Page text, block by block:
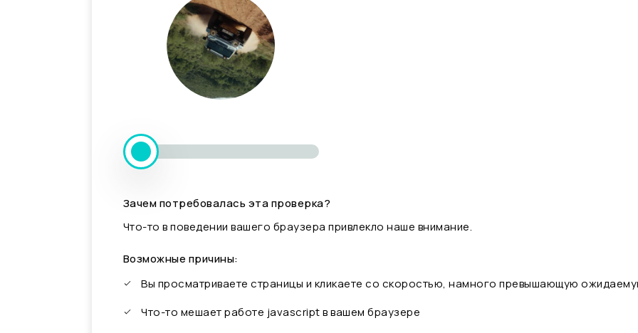
Зачем потребовалась эта проверка?
Что-то в поведении вашего браузера привлекло наше внимание.
Возможные причины:
Вы просматриваете страницы и кликаете со скоростью, намного превышающую
Что-то мешает работе javascript в вашем браузере